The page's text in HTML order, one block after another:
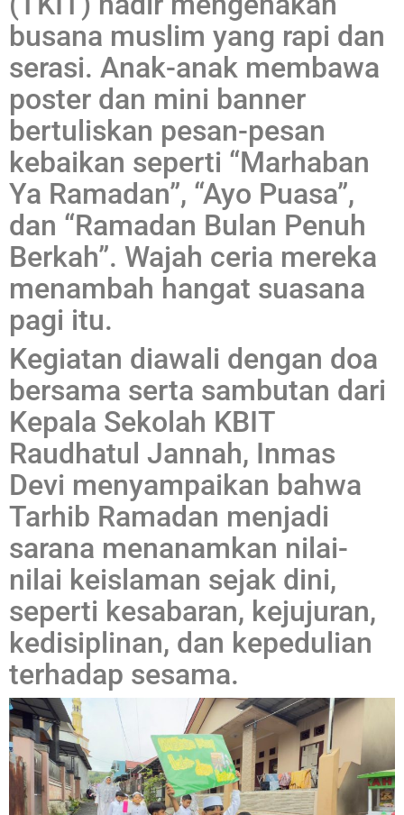
busana muslim yang rapi dan
serasi. Anak-anak membawa
poster dan mini banner
bertuliskan pesan-pesan
kebaikan seperti “Marhaban
Ya Ramadan”, “Ayo Puasa”,
dan “Ramadan Bulan Penuh
Berkah”. Wajah ceria mereka
menambah hangat suasana
pagi itu.
Kegiatan diawali dengan doa
bersama serta sambutan dari
Kepala Sekolah KBIT
Raudhatul Jannah, Inmas
Devi menyampaikan bahwa
Tarhib Ramadan menjadi
sarana menanamkan nilai-
nilai keislaman sejak dini,
seperti kesabaran, kejujuran,
kedisiplinan, dan kepedulian
terhadap sesama.